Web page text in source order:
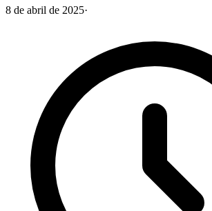
8 de abril de 2025·